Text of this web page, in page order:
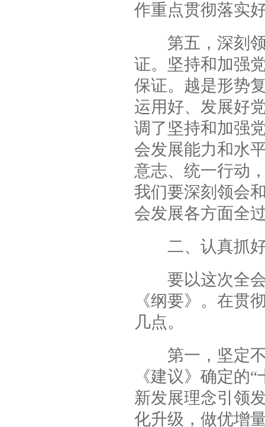
作重点贯彻落实
第五，深刻领
证。坚持和加强
保证。越是形势
运用好、发展好
调了坚持和加强
会发展能力和水
意志、统一行动
我们要深刻领会
会发展各方面全
二、认真抓好
要以这次全会
《纲要》。在贯
几点。
第一，坚定不
《建议》确定的
新发展理念引领
化升级，做优增